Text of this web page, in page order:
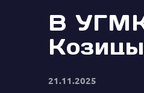
В УГМК
21.11.2025